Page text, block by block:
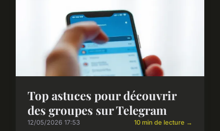
Top astuces pour découvrir
des groupes sur Telegram
12/05/2026 17:53 10 min de lecture →